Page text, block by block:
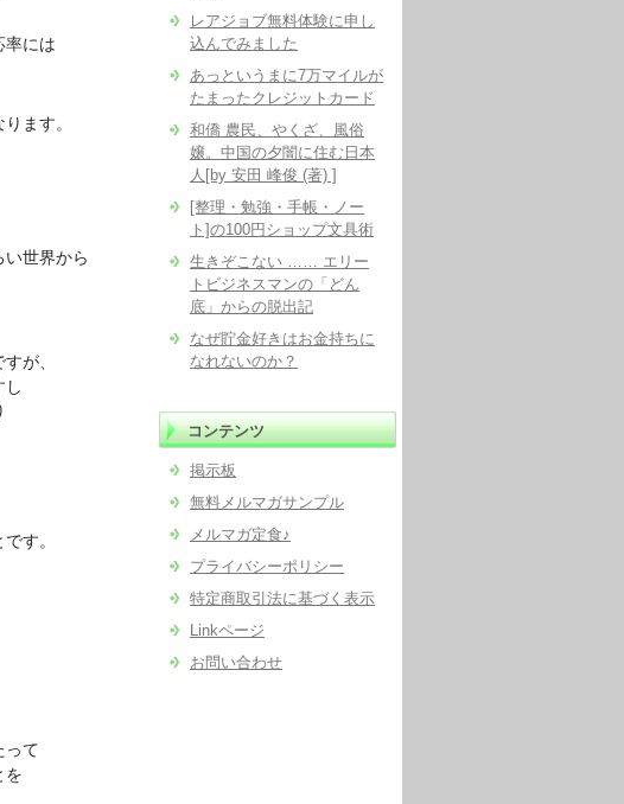
には
ます。
世界から
が、
す。
て
を
レアジョブ無料体験に申し
込んでみました
あっというまに7万マイルが
たまったクレジットカード
和僑 農民、やくざ、風俗
嬢。中国の夕闇に住む日本
人[by 安田 峰俊 (著) ]
[整理・勉強・手帳・ノー
ト]の100円ショップ文具術
生きぞこない …… エリー
トビジネスマンの「どん
底」からの脱出記
なぜ貯金好きはお金持ちに
なれないのか？
コンテンツ
掲示板
無料メルマガサンプル
メルマガ定食♪
プライバシーポリシー
特定商取引法に基づく表示
Linkページ
お問い合わせ